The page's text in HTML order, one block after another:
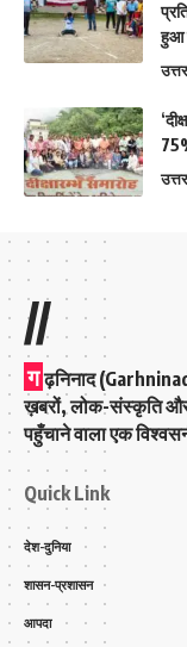
हुआ
//
ग ढ़निनाद
ख़बरों, लोक-संस्कृति और
पहुँचाने वाला एक
Quick Link
देश-दुनिया
शासन-प्रशासन
आपदा